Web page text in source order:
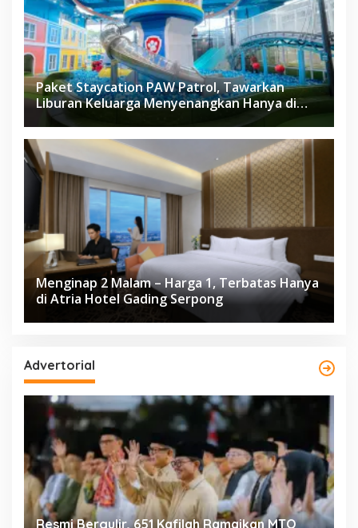
Paket Staycation PAW Patrol, Tawarkan
Liburan Keluarga Menyenangkan Hanya di
Herloom Hotel BSD
Menginap 2 Malam – Harga 1, Terbatas Hanya
di Atria Hotel Gading Serpong
Advertorial
Resmi Bergulir, 651 Kafilah Ramaikan MTQ